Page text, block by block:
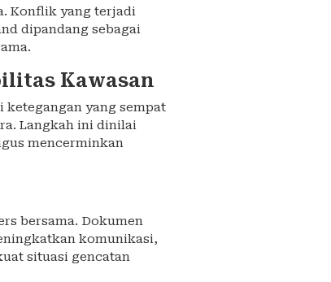
Konflik yang terjadi
dipandang sebagai
Kawasan
ketegangan yang sempat
Langkah ini dinilai
mencerminkan
bersama. Dokumen
komunikasi,
situasi gencatan